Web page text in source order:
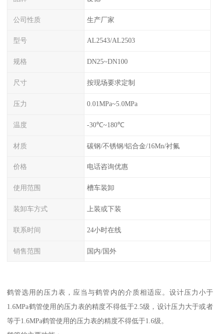
公司性质 生产厂家
型号 AL2543/AL2503
规格 DN25~DN100
尺寸 按现场要求定制
压力 0.01MPa~5.0MPa
温度 -30℃~180℃
材质 碳钢/不锈钢/铝合金/16Mn/衬氟
价格 电话咨询优惠
使用范围 槽车装卸
装卸车方式 上装或下装
联系时间 24小时在线
销售范围 国内/国外
鹤管选用的压力表，应当与鹤管内的介质相适应。设计压力小于
1.6MPa鹤管使用的压力表的精度不得低于2.5级，设计压力大于或者
等于1.6MPa鹤管使用的压力表的精度不得低于1.6级。